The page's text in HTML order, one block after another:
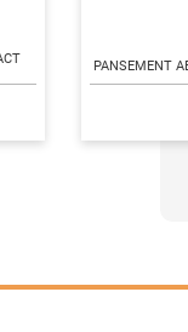
PANSEMENT